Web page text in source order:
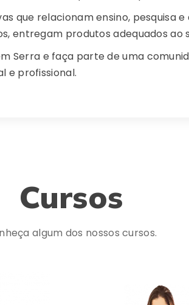
que relacionam ensino, pesquisa
entregam produtos adequados ao
Serra e faça parte de uma
e profissional.
Cursos
algum dos nossos cursos.